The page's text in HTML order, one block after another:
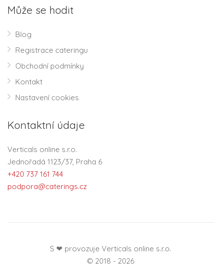
Může se hodit
Blog
Registrace cateringu
Obchodní podmínky
Kontakt
Nastavení cookies
Kontaktní údaje
Verticals online s.r.o.
Jednořadá 1123/37, Praha 6
+420 737 161 744
podpora@caterings.cz
S ❤ provozuje Verticals online s.r.o.
© 2018 - 2026